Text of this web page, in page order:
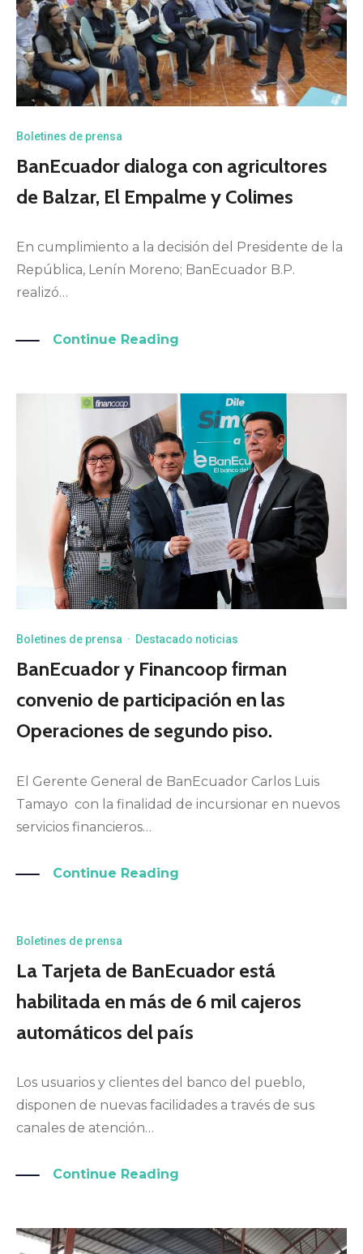
Boletines de prensa
BanEcuador dialoga con agricultores
de Balzar, El Empalme y Colimes
En cumplimiento a la decisión del Presidente de la
República, Lenín Moreno; BanEcuador B.P.
realizó…
Continue Reading
Boletines de prensa · Destacado noticias
BanEcuador y Financoop firman
convenio de participación en las
Operaciones de segundo piso.
El Gerente General de BanEcuador Carlos Luis
Tamayo con la finalidad de incursionar en nuevos
servicios financieros…
Continue Reading
Boletines de prensa
La Tarjeta de BanEcuador está
habilitada en más de 6 mil cajeros
automáticos del país
Los usuarios y clientes del banco del pueblo,
disponen de nuevas facilidades a través de sus
canales de atención…
Continue Reading